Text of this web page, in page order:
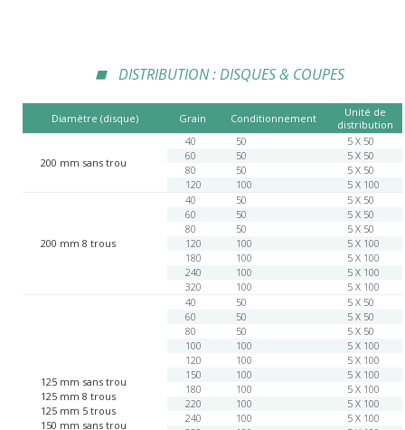
DISTRIBUTION : DISQUES & COUPES
Diamètre (disque) Grain Conditionnement
Unité de
distribution
200 mm sans trou
40
60
80
120
50
50
50
100
5 X 50
5 X 50
5 X 50
5 X 100
200 mm 8 trous
40
60
80
120
180
240
320
50
50
50
100
100
100
100
5 X 50
5 X 50
5 X 50
5 X 100
5 X 100
5 X 100
5 X 100
125 mm sans trou
125 mm 8 trous
125 mm 5 trous
150 mm sans trou
40
60
80
100
120
150
180
220
240
50
50
50
100
100
100
100
100
100
5 X 50
5 X 50
5 X 50
5 X 100
5 X 100
5 X 100
5 X 100
5 X 100
5 X 100